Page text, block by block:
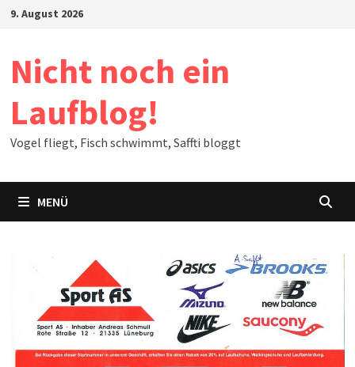
Zum9. August 2026
Nicht noch ein
Laufblog!
Vogel fliegt, Fisch schwimmt, Saffti bloggt
MENÜ